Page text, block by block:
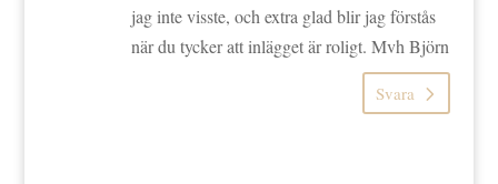
jag inte visste, och extra glad blir jag förstås
när du tycker att inlägget är roligt. Mvh Björn
Svara